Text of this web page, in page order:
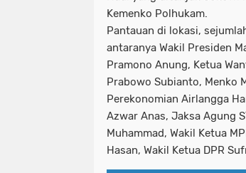
Kemenko Polhukam.
Pantauan di lokasi,
antaranya Wakil Presiden
Pramono Anung, Ketua
Prabowo Subianto, Menko
Perekonomian Airlangga
Azwar Anas, Jaksa Agung
Muhammad, Wakil Ketua
Hasan, Wakil Ketua DPR